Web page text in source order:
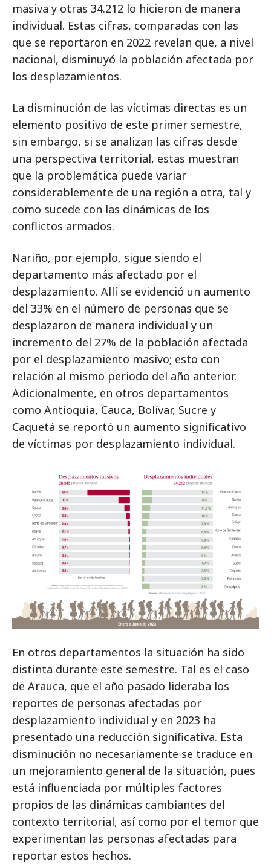
masiva y otras 34.212 lo hicieron de manera
individual. Estas cifras, comparadas con las
que se reportaron en 2022 revelan que, a nivel
nacional, disminuyó la población afectada por
los desplazamientos.
La disminución de las víctimas directas es un
elemento positivo de este primer semestre,
sin embargo, si se analizan las cifras desde
una perspectiva territorial, estas muestran
que la problemática puede variar
considerablemente de una región a otra, tal y
como sucede con las dinámicas de los
conflictos armados.
Nariño, por ejemplo, sigue siendo el
departamento más afectado por el
desplazamiento. Allí se evidenció un aumento
del 33% en el número de personas que se
desplazaron de manera individual y un
incremento del 27% de la población afectada
por el desplazamiento masivo; esto con
relación al mismo periodo del año anterior.
Adicionalmente, en otros departamentos
como Antioquia, Cauca, Bolívar, Sucre y
Caquetá se reportó un aumento significativo
de víctimas por desplazamiento individual.
En otros departamentos la situación ha sido
distinta durante este semestre. Tal es el caso
de Arauca, que el año pasado lideraba los
reportes de personas afectadas por
desplazamiento individual y en 2023 ha
presentado una reducción significativa. Esta
disminución no necesariamente se traduce en
un mejoramiento general de la situación, pues
está influenciada por múltiples factores
propios de las dinámicas cambiantes del
contexto territorial, así como por el temor que
experimentan las personas afectadas para
reportar estos hechos.